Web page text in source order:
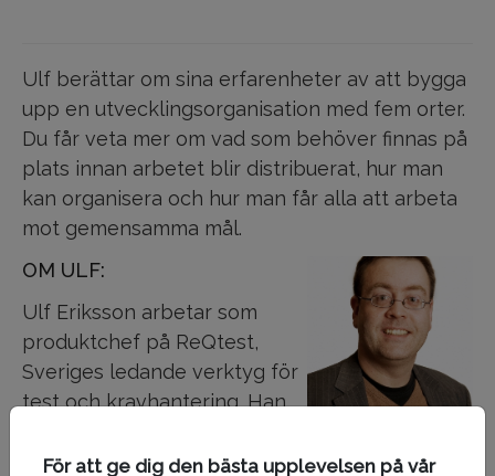
Ulf berättar om sina erfarenheter av att bygga
upp en utvecklingsorganisation med fem orter.
Du får veta mer om vad som behöver finnas på
plats innan arbetet blir distribuerat, hur man
kan organisera och hur man får alla att arbeta
mot gemensamma mål.
OM ULF:
Ulf Eriksson arbetar som
produktchef på ReQtest,
Sveriges ledande verktyg för
test och kravhantering. Han
massor av bloggposter om kravhantering och
För att ge dig den bästa upplevelsen på vår